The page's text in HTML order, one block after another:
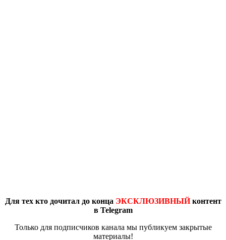
Для тех кто дочитал до конца ЭКСКЛЮЗИВНЫЙконтент
в Telegram
Только для подписчиков канала мы публикуем закрытые
материалы!